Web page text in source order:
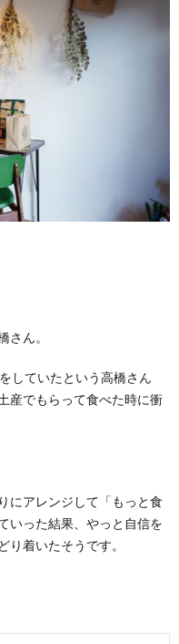
さん。
していたという高橋さん
産でもらって食べた時に衝
にアレンジして「もっと食
いった結果、やっと自信を
り着いたそうです。